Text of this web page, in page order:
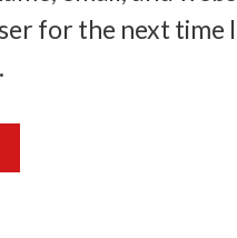
for the next time I